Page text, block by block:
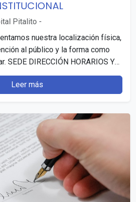
Pitalito -
nuestra localización física,
al público y la forma como
SEDE DIRECCIÓN HORARIOS Y
Leer más